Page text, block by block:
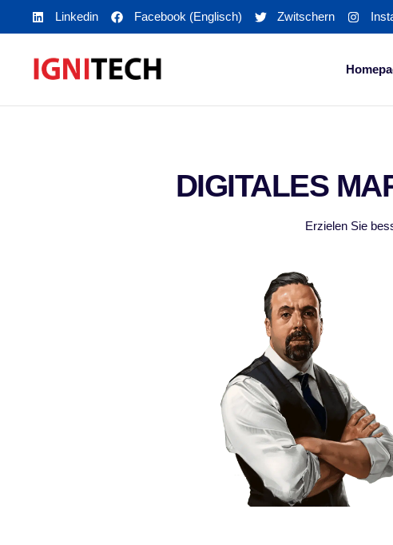
Linkedin Facebook (Englisch) Zwitschern
DIGITALES
Erzielen Sie